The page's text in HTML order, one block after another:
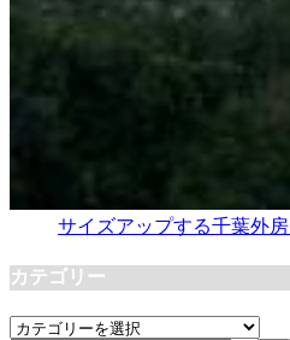
サイズアップする千葉外房
カテゴリー
カ